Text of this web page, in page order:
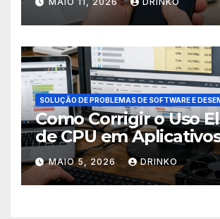
Dados
SOLUÇÃO DE PROBLEMAS DE SOFTWARE E
Como Corrigir o Uso
de CPU em
Modernos de
de Projetos
MAIO 5, 2026 DRINKO